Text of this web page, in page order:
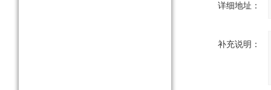
详细地址：
补充说明：